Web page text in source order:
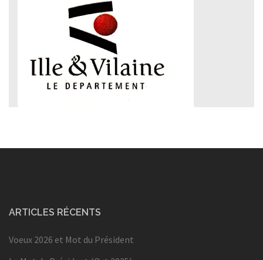
ARTICLES RÉCENTS
Voeux 2026 et Mot du Président